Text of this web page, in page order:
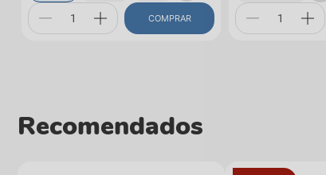
COMPRAR
Recomendados